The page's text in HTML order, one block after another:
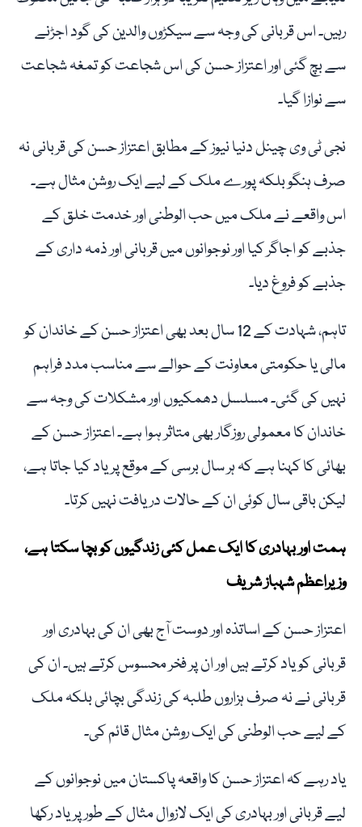
رہیں۔ اس قربانی کی وجہ سے سیکڑوں والدین کی گود اجڑنے
سے بچ گئی اور اعتزاز حسن کی اس شجاعت کو تمغہ شجاعت
سے نوازا گیا۔
نجی ٹی وی چینل دنیا نیوز کے مطابق اعتزاز حسن کی قربانی نہ
صرف ہنگو بلکہ پورے ملک کے لیے ایک روشن مثال ہے۔
اس واقعے نے ملک میں حب الوطنی اور خدمت خلق کے
جذبے کو اجاگر کیا اور نوجوانوں میں قربانی اور ذمہ داری کے
جذبے کو فروغ دیا۔
تاہم، شہادت کے 12 سال بعد بھی اعتزاز حسن کے خاندان کو
مالی یا حکومتی معاونت کے حوالے سے مناسب مدد فراہم
نہیں کی گئی۔ مسلسل دھمکیوں اور مشکلات کی وجہ سے
خاندان کا معمولی روزگار بھی متاثر ہوا ہے۔ اعتزاز حسن کے
بھائی کا کہنا ہے کہ ہر سال برسی کے موقع پر یاد کیا جاتا ہے،
لیکن باقی سال کوئی ان کے حالات دریافت نہیں کرتا۔
ہمت اور بہادری کا ایک عمل کئی زندگیوں کو بچا سکتا ہے،
وزیراعظم شہباز شریف
اعتزاز حسن کے اساتذہ اور دوست آج بھی ان کی بہادری اور
قربانی کو یاد کرتے ہیں اور ان پر فخر محسوس کرتے ہیں۔ ان کی
قربانی نے نہ صرف ہزاروں طلبہ کی زندگی بچائی بلکہ ملک
کے لیے حب الوطنی کی ایک روشن مثال قائم کی۔
یاد رہے کہ اعتزاز حسن کا واقعہ پاکستان میں نوجوانوں کے
لیے قربانی اور بہادری کی ایک لازوال مثال کے طور پر یاد رکھا